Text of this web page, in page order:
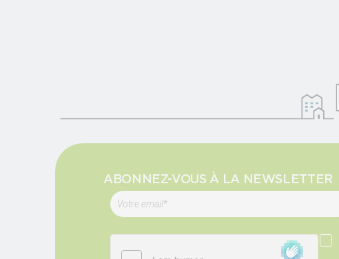
ABONNEZ-VOUS À LA NEWSLETTER